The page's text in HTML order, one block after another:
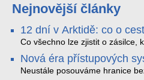
Nejnovější články
12 dní v Arktidě: co o
data ze SMARTBOX 2
Co všechno lze zjistit o zásilce,
projede Arktidou? SMARTBOX
Tromsø přes Lofoty, Kirunu a
Nordkapp. Bez jediného dobití,
Nová éra přístupových
Signo
Neustále posouváme hranice